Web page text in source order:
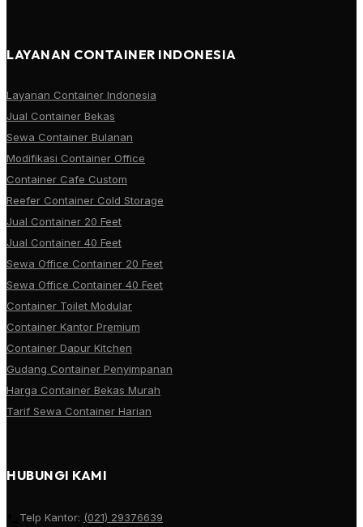
LAYANAN CONTAINER INDONESIA
Layanan Container Indonesia
Jual Container Bekas
Sewa Container Bulanan
Modifikasi Container Office
Container Cafe Custom
Reefer Container Cold Storage
Jual Container 20 Feet
Jual Container 40 Feet
Sewa Office Container 20 Feet
Sewa Office Container 40 Feet
Container Toilet Modular
Container Kantor Premium
Container Dapur Kitchen
Gudang Container Penyimpanan
Harga Container Bekas Murah
Tarif Sewa Container Harian
HUBUNGI KAMI
Telp Kantor: (021) 29376639